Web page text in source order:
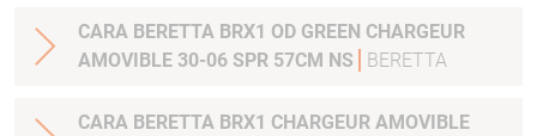
CARA BERETTA BRX1 OD GREEN CHARGEUR
AMOVIBLE 30-06 SPR 57CM NS
BERETTA
CARA BERETTA BRX1 CHARGEUR AMOVIBLE